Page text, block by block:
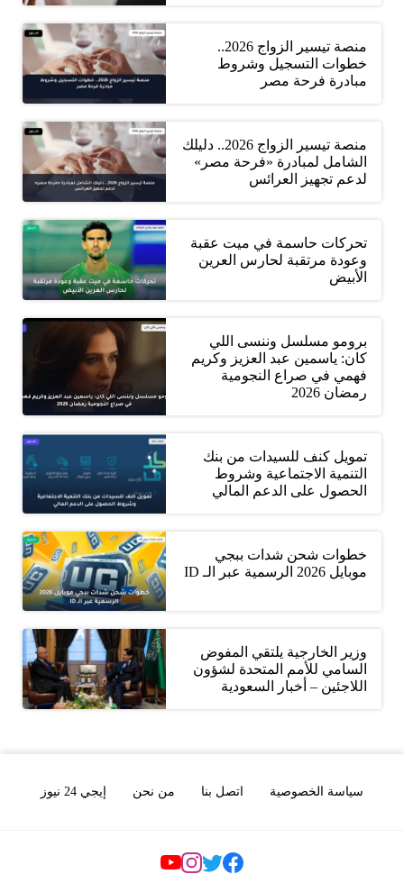
منصة تيسير الزواج 2026..
خطوات التسجيل وشروط
مبادرة فرحة مصر
منصة تيسير الزواج 2026.. دليلك
الشامل لمبادرة «فرحة مصر»
لدعم تجهيز العرائس
تحركات حاسمة في ميت عقبة
وعودة مرتقبة لحارس العرين
الأبيض
برومو مسلسل وننسى اللي
كان: ياسمين عبد العزيز وكريم
فهمي في صراع النجومية
رمضان 2026
تمويل كنف للسيدات من بنك
التنمية الاجتماعية وشروط
الحصول على الدعم المالي
خطوات شحن شدات ببجي
موبايل 2026 الرسمية عبر الـ ID
وزير الخارجية يلتقي المفوض
السامي للأمم المتحدة لشؤون
اللاجئين – أخبار السعودية
سياسة الخصوصية اتصل بنا من نحن إيجي 24 نيوز
Social Links